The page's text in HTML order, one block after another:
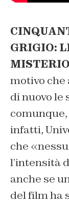
GRIGIO:
motivo che
di nuovo le
infatti,
che
l’intensità
anche se
del film ha